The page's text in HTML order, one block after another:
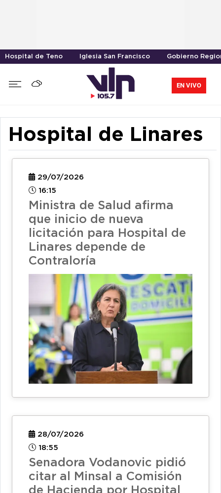
Hospital de Teno Iglesia San Francisco Gobierno
EN VIVO
Hospital de Linares
29/07/2026
16:15
Ministra de Salud afirma
que inicio de nueva
licitación para Hospital de
Linares depende de
Contraloría
28/07/2026
18:55
Senadora Vodanovic pidió
citar al Minsal a Comisión
de Hacienda por Hospital